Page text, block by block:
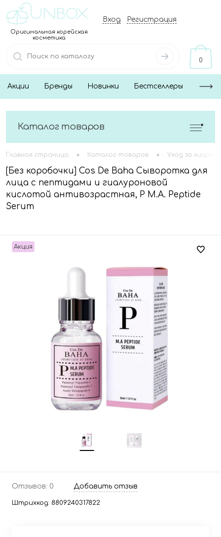
Оригинальная корейская
косметика
Вход Регистрация
0
Акции Бренды Новинки Бестселлеры
Каталог товаров
Главная страница • Каталог товаров • Уход за лицом
[Без коробочки] Cos De Baha Сыворотка для
лица с пептидами и гиалуроновой
кислотой антивозрастная, P M.A. Peptide
Serum
Акция
Отзывов: 0 Добавить отзыв
Штрихкод: 8809240317822